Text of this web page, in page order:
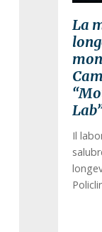
La
Il